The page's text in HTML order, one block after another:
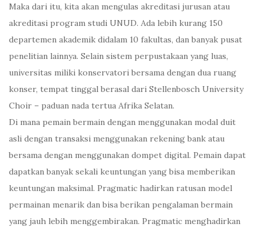
Maka dari itu, kita akan mengulas akreditasi jurusan atau
akreditasi program studi UNUD. Ada lebih kurang 150
departemen akademik didalam 10 fakultas, dan banyak pusat
penelitian lainnya. Selain sistem perpustakaan yang luas,
universitas miliki konservatori bersama dengan dua ruang
konser, tempat tinggal berasal dari Stellenbosch University
Choir – paduan nada tertua Afrika Selatan.
Di mana pemain bermain dengan menggunakan modal duit
asli dengan transaksi menggunakan rekening bank atau
bersama dengan menggunakan dompet digital. Pemain dapat
dapatkan banyak sekali keuntungan yang bisa memberikan
keuntungan maksimal. Pragmatic hadirkan ratusan model
permainan menarik dan bisa berikan pengalaman bermain
yang jauh lebih menggembirakan. Pragmatic menghadirkan